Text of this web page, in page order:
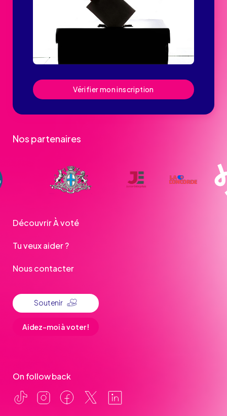
Vérifier mon inscription
Nos partenaires
Découvrir À voté
Tu veux aider ?
Nous contacter
Soutenir
Aidez-moi à voter !
On follow back